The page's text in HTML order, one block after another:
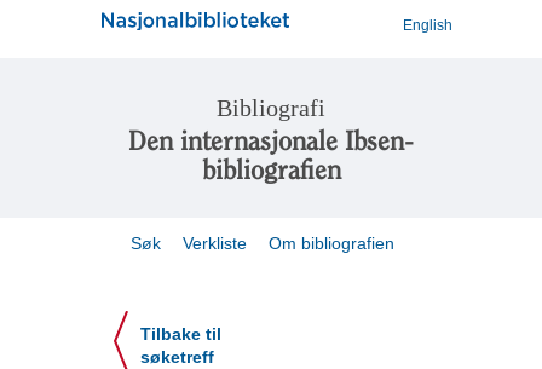
English
Bibliografi
Den internasjonale Ibsen-
bibliografien
Søk Verkliste Om bibliografien
Tilbake til
søketreff